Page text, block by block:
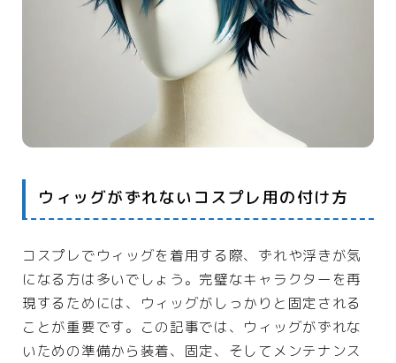
ウィッグがずれないコスプレ用の付け方
コスプレでウィッグを着用する際、ずれや浮きが気
になる方は多いでしょう。完璧なキャラクターを再
現するためには、ウィッグがしっかりと固定される
ことが重要です。この記事では、ウィッグがずれな
いための準備から装着、固定、そしてメンテナンス